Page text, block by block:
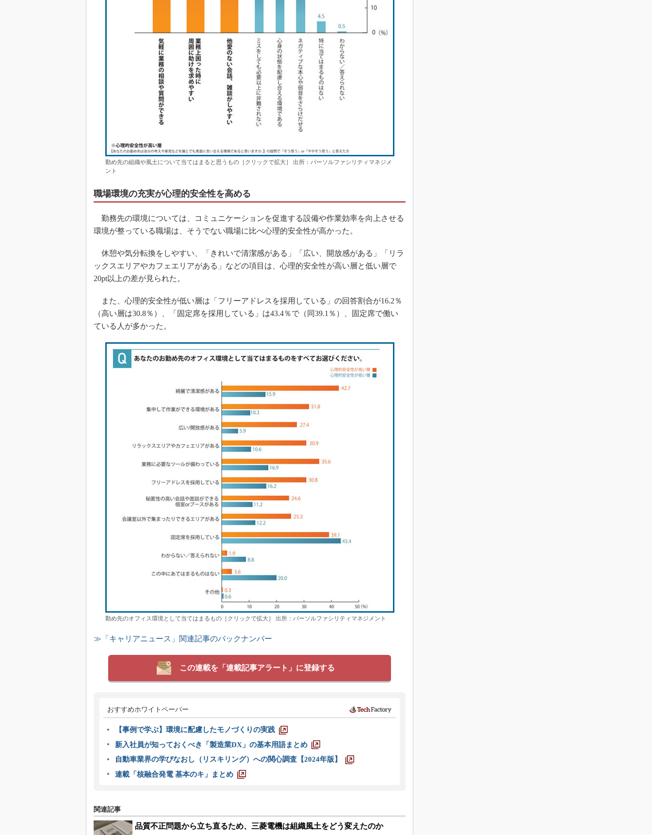
勤め先の組織や風土について当てはまると思うもの［クリックで拡大］ 出所：パーソルファシリティマネジメ
ント
職場環境の充実が心理的安全性を高める
勤務先の環境については、コミュニケーションを促進する設備や作業効率を向上させる
環境が整っている職場は、そうでない職場に比べ心理的安全性が高かった。
休憩や気分転換をしやすい、「きれいで清潔感がある」「広い、開放感がある」「リラ
ックスエリアやカフェエリアがある」などの項目は、心理的安全性が高い層と低い層で
20pt以上の差が見られた。
また、心理的安全性が低い層は「フリーアドレスを採用している」の回答割合が16.2％
（高い層は30.8％）、「固定席を採用している」は43.4％で（同39.1％）、固定席で働い
ている人が多かった。
勤め先のオフィス環境として当てはまるもの［クリックで拡大］ 出所：パーソルファシリティマネジメント
≫「キャリアニュース」関連記事のバックナンバー
この連載を「連載記事アラート」に登録する
おすすめホワイトペーパー
【事例で学ぶ】環境に配慮したモノづくりの実践
新入社員が知っておくべき「製造業DX」の基本用語まとめ
自動車業界の学びなおし（リスキリング）への関心調査【2024年版】
連載「核融合発電 基本のキ」まとめ
関連記事
品質不正問題から立ち直るため、三菱電機は組織風土をどう変えたのか